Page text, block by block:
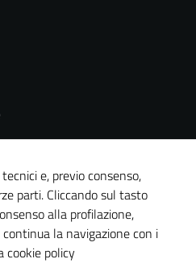
e, previo consenso,
parti. Cliccando sul tasto
alla profilazione,
la navigazione con i
cookie policy